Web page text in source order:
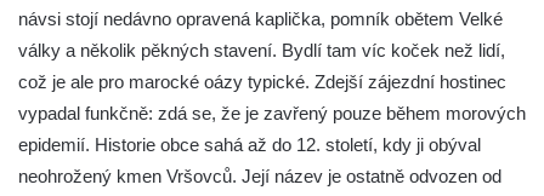
návsi stojí nedávno opravená kaplička, pomník obětem Velké
války a několik pěkných stavení. Bydlí tam víc koček než lidí,
což je ale pro marocké oázy typické. Zdejší zájezdní hostinec
vypadal funkčně: zdá se, že je zavřený pouze během morových
epidemií. Historie obce sahá až do 12. století, kdy ji obýval
neohrožený kmen Vršovců. Její název je ostatně odvozen od